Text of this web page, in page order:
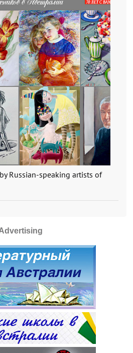
Russian-speaking artists of